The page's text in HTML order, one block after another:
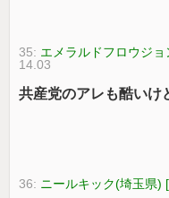
35: エメラルドフロウジ
14.03
共産党のアレも酷いけ
36: ニールキック(埼玉県)